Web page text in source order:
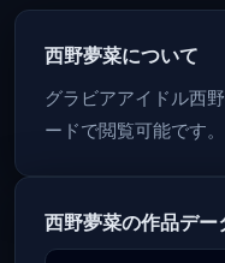
西野夢菜について
グラビアアイドル西
ードで閲覧可能です。
西野夢菜の作品デー